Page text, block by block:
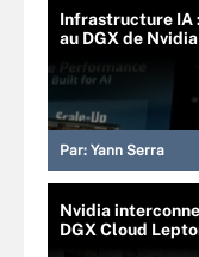
Infrastructure IA
au DGX de Nvidia
Par: Yann Serra
Nvidia
DGX Cloud